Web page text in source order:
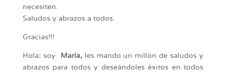
necesiten.
Saludos y abrazos a todos.
Gracias!!!
Hola: soy María,les mando un millón de saludos y
abrazos para todos y deseándoles éxitos en todos